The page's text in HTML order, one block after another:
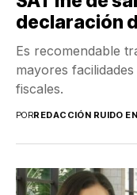
declaración
Es recomendable
mayores
fiscales.
PORREDACCIÓN RUIDO